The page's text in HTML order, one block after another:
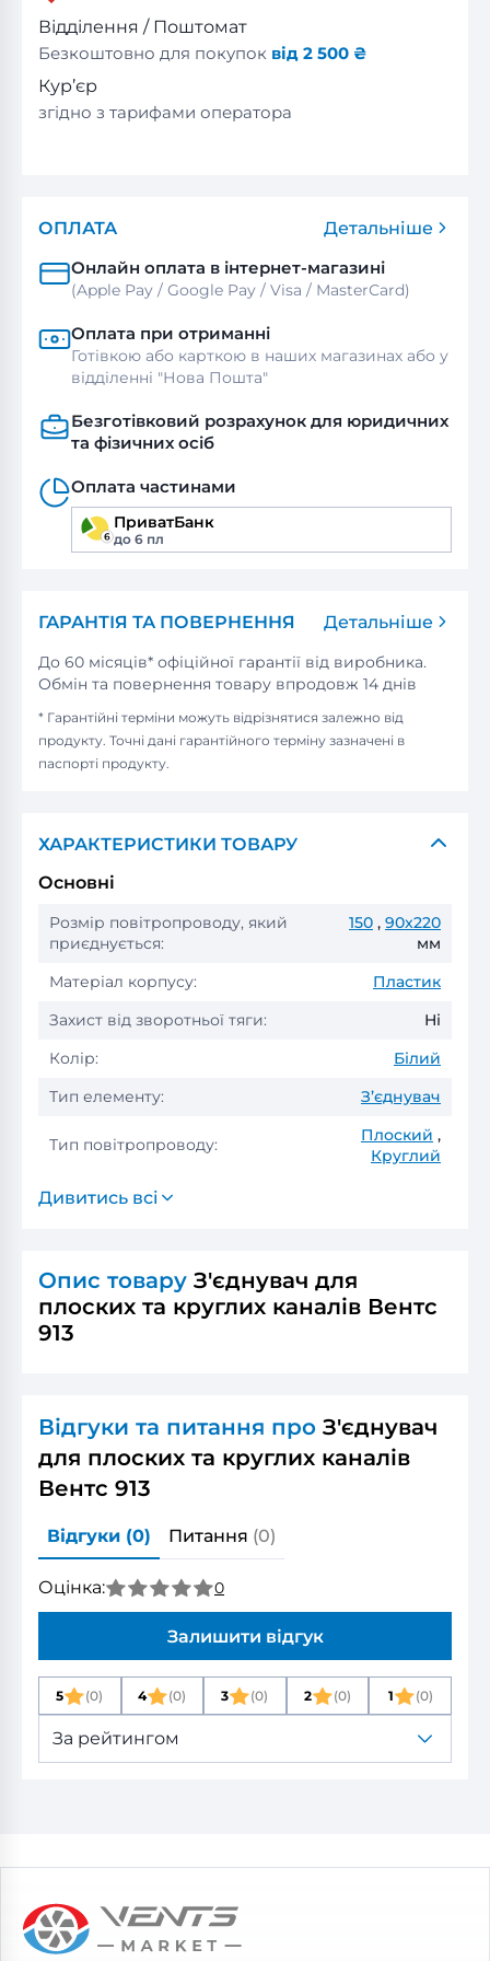
Відділення / Поштомат
Безкоштовно для покупок від 2 500 ₴
Кур’єр
згідно з тарифами оператора
ОПЛАТА
Детальніше
Онлайн оплата в інтернет-магазині
(Apple Pay / Google Pay / Visa / MasterСard)
Оплата при отриманні
Готівкою або карткою в наших магазинах або у
відділенні "Нова Пошта"
Безготівковий розрахунок для юридичних
та фізичних осіб
Оплата частинами
ПриватБанк
до 6 пл
ГАРАНТІЯ ТА ПОВЕРНЕННЯ Детальніше
До 60 місяців* офіційної гарантії від виробника.
Обмін та повернення товару впродовж 14 днів
* Гарантійні терміни можуть відрізнятися залежно від
продукту. Точні дані гарантійного терміну зазначені в
паспорті продукту.
ХАРАКТЕРИСТИКИ ТОВАРУ
Основні
Розмір повітропроводу, який
приєднується:
150 , 90x220
мм
Матеріал корпусу:
Пластик
Захист від зворотньої тяги:
Ні
Колір:
Білий
Тип елементу:
З’єднувач
Тип повітропроводу: Плоский ,
Круглий
Дивитись всі
Опис товару З'єднувач для
плоских та круглих каналів Вентс
913
Відгуки та питання про З'єднувач
для плоских та круглих каналів
Вентс 913
Відгуки (0) Питання (0)
Оцінка: 0
Залишити відгук
5 (0) 4 (0) 3 (0) 2 (0) 1 (0)
За рейтингом